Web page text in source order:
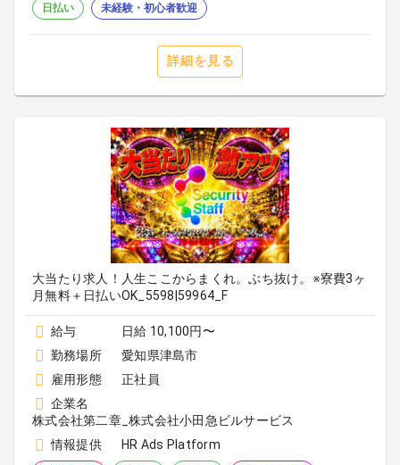
日払い 未経験・初心者歓迎
詳細を見る
大当たり求人！人生ここからまくれ。ぶち抜け。※寮費3ヶ
月無料＋日払いOK_5598|59964_F
給与
日給 10,100円〜
勤務場所
愛知県津島市
雇用形態
正社員
企業名
株式会社第二章_株式会社小田急ビルサービス
情報提供
HR Ads Platform